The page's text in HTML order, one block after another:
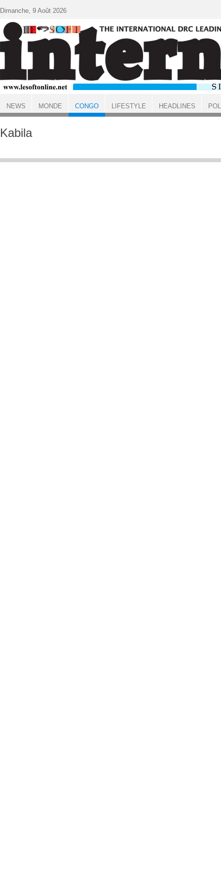
ACCUEIL CONGO
Kabila
Dimanche, 9 Août 2026
NEWS MONDE CONGO LIFESTYLE HEADLINES